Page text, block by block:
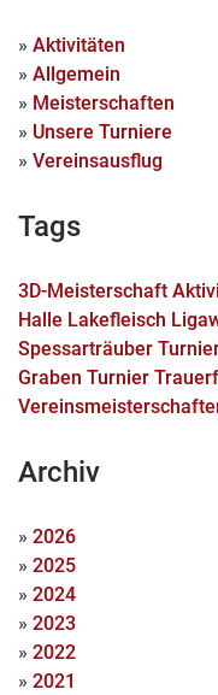
» Aktivitäten
» Allgemein
» Meisterschaften
» Unsere Turniere
» Vereinsausflug
Tags
3D-Meisterschaft
Halle Lakefleisch
Spessarträuber
Graben Turnier
Archiv
» 2026
» 2025
» 2024
» 2023
» 2022
» 2021